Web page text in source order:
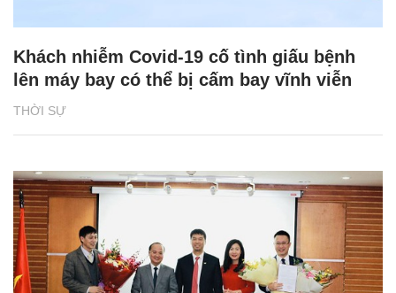
THỜI SỰ
Khách nhiễm Covid-19 cố tình giấu bệnh
lên máy bay có thể bị cấm bay vĩnh viễn